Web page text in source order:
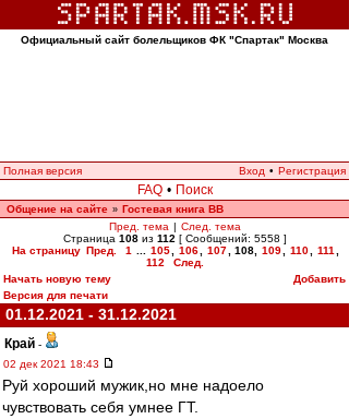
Официальный сайт болельщиков ФК "Спартак" Москва
Полная версия Вход • Регистрация
FAQ • Поиск
Общение на сайте » Гостевая книга ВВ
Пред. тема | След. тема
Страница 108из 112 [ Сообщений: 5558 ]
На страницу Пред. 1 105 106 107 108, 109 110 111
112
След.
Начать новую тему
Добавить
Версия для печати
01.12.2021 - 31.12.2021
Край -
02 дек 2021 18:43
Руй хороший мужик,но мне надоело
чувствовать себя умнее ГТ.